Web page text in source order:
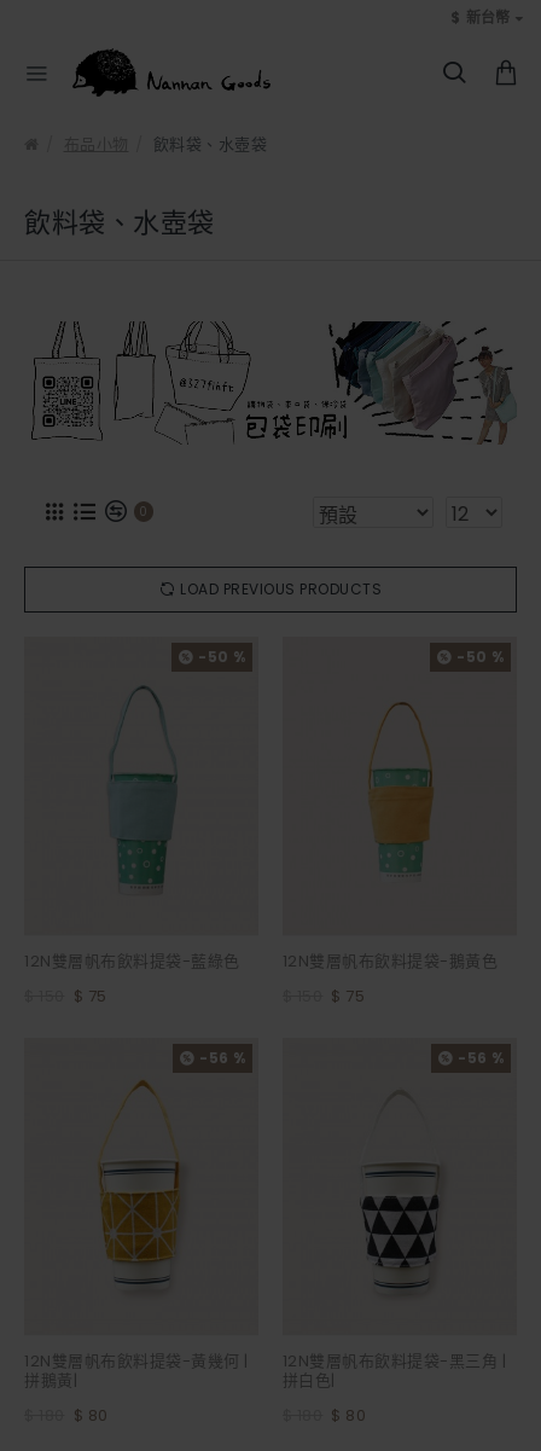
$ 新台幣
飲料袋、水壺袋
飲料袋、水壺袋
0
LOAD PREVIOUS PRODUCTS
-50 %
12N雙層帆布飲料提袋-藍綠色
$ 75
-50 %
12N雙層帆布飲料提袋-鵝黃色
$ 75
-56 %
12N雙層帆布飲料提袋-黃幾何 |
拼鵝黃|
$ 80
-56 %
12N雙層帆布飲料提袋-黑三角 |
拼白色|
$ 80